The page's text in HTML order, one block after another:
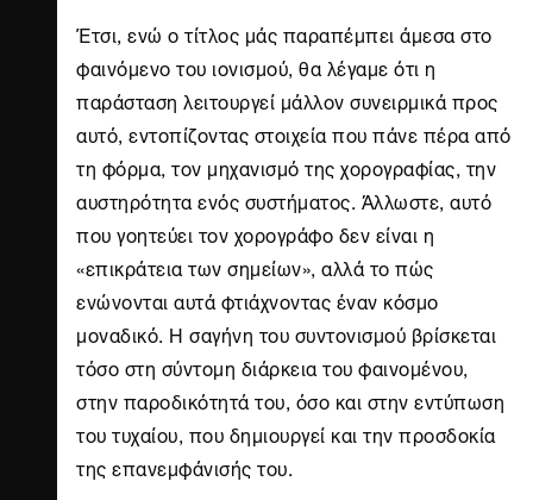
Έτσι, ενώ ο τίτλος μάς παραπέμπει άμεσα στο
φαινόμενο του ιονισμού, θα λέγαμε ότι η
παράσταση λειτουργεί μάλλον συνειρμικά προς
αυτό, εντοπίζοντας στοιχεία που πάνε πέρα από
τη φόρμα, τον μηχανισμό της χορογραφίας, την
αυστηρότητα ενός συστήματος. Άλλωστε, αυτό
που γοητεύει τον χορογράφο δεν είναι η
«επικράτεια των σημείων», αλλά το πώς
ενώνονται αυτά φτιάχνοντας έναν κόσμο
μοναδικό. Η σαγήνη του συντονισμού βρίσκεται
τόσο στη σύντομη διάρκεια του φαινομένου,
στην παροδικότητά του, όσο και στην εντύπωση
του τυχαίου, που δημιουργεί και την προσδοκία
της επανεμφάνισής του.